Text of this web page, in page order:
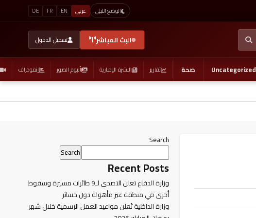
الوضع الليلي عربي EN
FR
DE
البث المباشر تسجيل الدخول
Uncategorized صحة تقارير النشرة الإخبارية ألبوم الصور إنفوجراف
Search
Search
Recent Posts
وزارة الدفاع تعلن التصدي لـ9 طائرات مسيرة وسقوط
أخرى في منطقة غير مأهولة دون خسائر
وزارة الداخلية تُعلن مواعيد العمل الرسمية خلال شهر